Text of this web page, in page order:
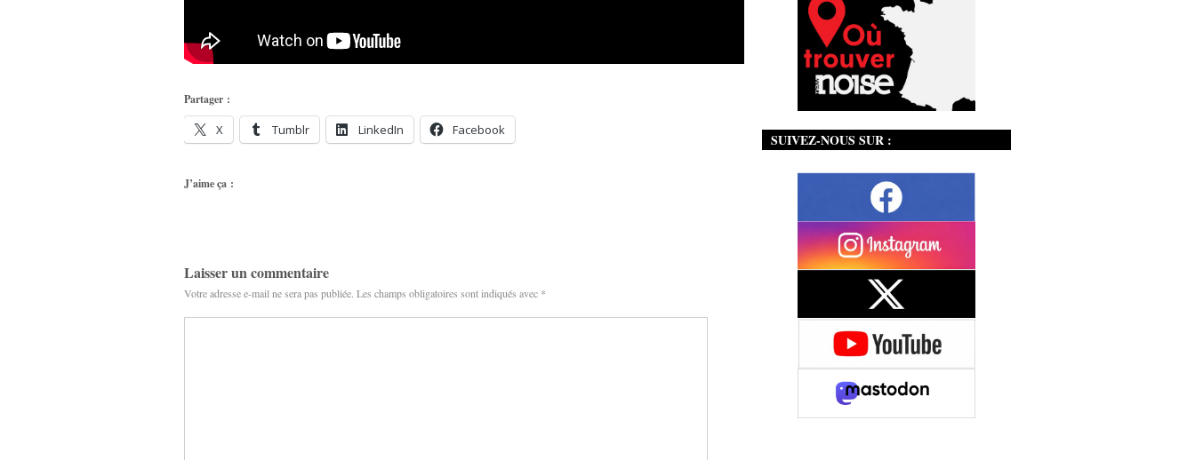
Partager :
X Tumblr LinkedIn Facebook
J’aime ça :
Laisser un commentaire
Votre adresse e-mail ne sera pas publiée. Les champs obligatoires sont indiqués avec *
SUIVEZ-NOUS SUR :